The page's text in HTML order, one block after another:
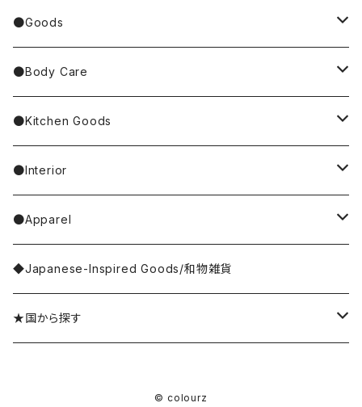
Richard Scarry/リチャード・スキャリー
Palnart Poc
4F Palnart Poc（cat）
Hannah Turner
Casselini/HEY! Mrs ROSE
Goma
yao
Olya
BETTY BOOP
PINGU
ノンタン
SNOOPY／スヌーピー
rabbit／うさぎ
Tote Bag
Other Bag
Pouch
Handkerchief／Towel／TENUGUI
Socks
Stole／Muffler
Glove／Arm cover
Umbrella
Wallet
earrings／ピアス
clip on earrings／イヤリング
ear cuff／イヤーカフ
necklace／ネックレス
ring／リング
bracelet／ブレスレット
brooch／ブローチ
●Goods
Mirror
ornaments／accessory case
toys／stuffed toy
stationery
key ring
perfume bottle
●Body Care
hand soap
hand cream
bar soap
●Kitchen Goods
tableware
placemat
dishcloth
coaster
●Interior
room shoes
rug／tapestry
lumpshade
●Apparel
tops
outer
◆Japanese-Inspired Goods/和物雑貨
★国から探す
© colourz